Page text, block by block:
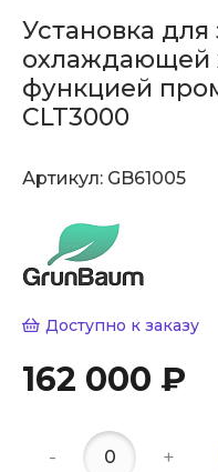
Установка
охлаждающей
функцией
CLT3000
Артикул: GB61005
Доступно к заказу
162 000 ₽
- +